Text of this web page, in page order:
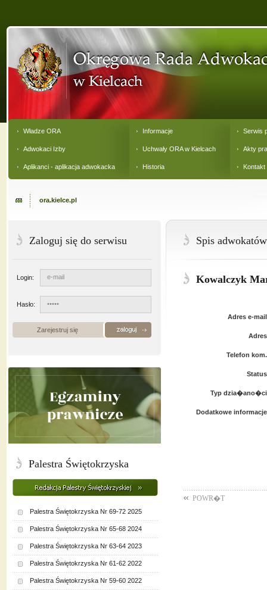
Władze ORA
Adwokaci Izby
Aplikanci - aplikacja adwokacka
Informacje
Uchwały ORA w Kielcach
Historia
Serwis
Akty
Kontakt
ora.kielce.pl
Spis
Kowalczyk
Adres e-mail
Adres
Telefon kom.
Status
Typ dzia�ano�ci
Dodatkowe informacje
POWR�T
Zaloguj się do serwisu
Login:
Hasło:
Zarejestruj się
Palestra Świętokrzyska
Palestra Świętokrzyska Nr 69-72 2025
Palestra Świętokrzyska Nr 65-68 2024
Palestra Świętokrzyska Nr 63-64 2023
Palestra Świętokrzyska Nr 61-62 2022
Palestra Świętokrzyska Nr 59-60 2022